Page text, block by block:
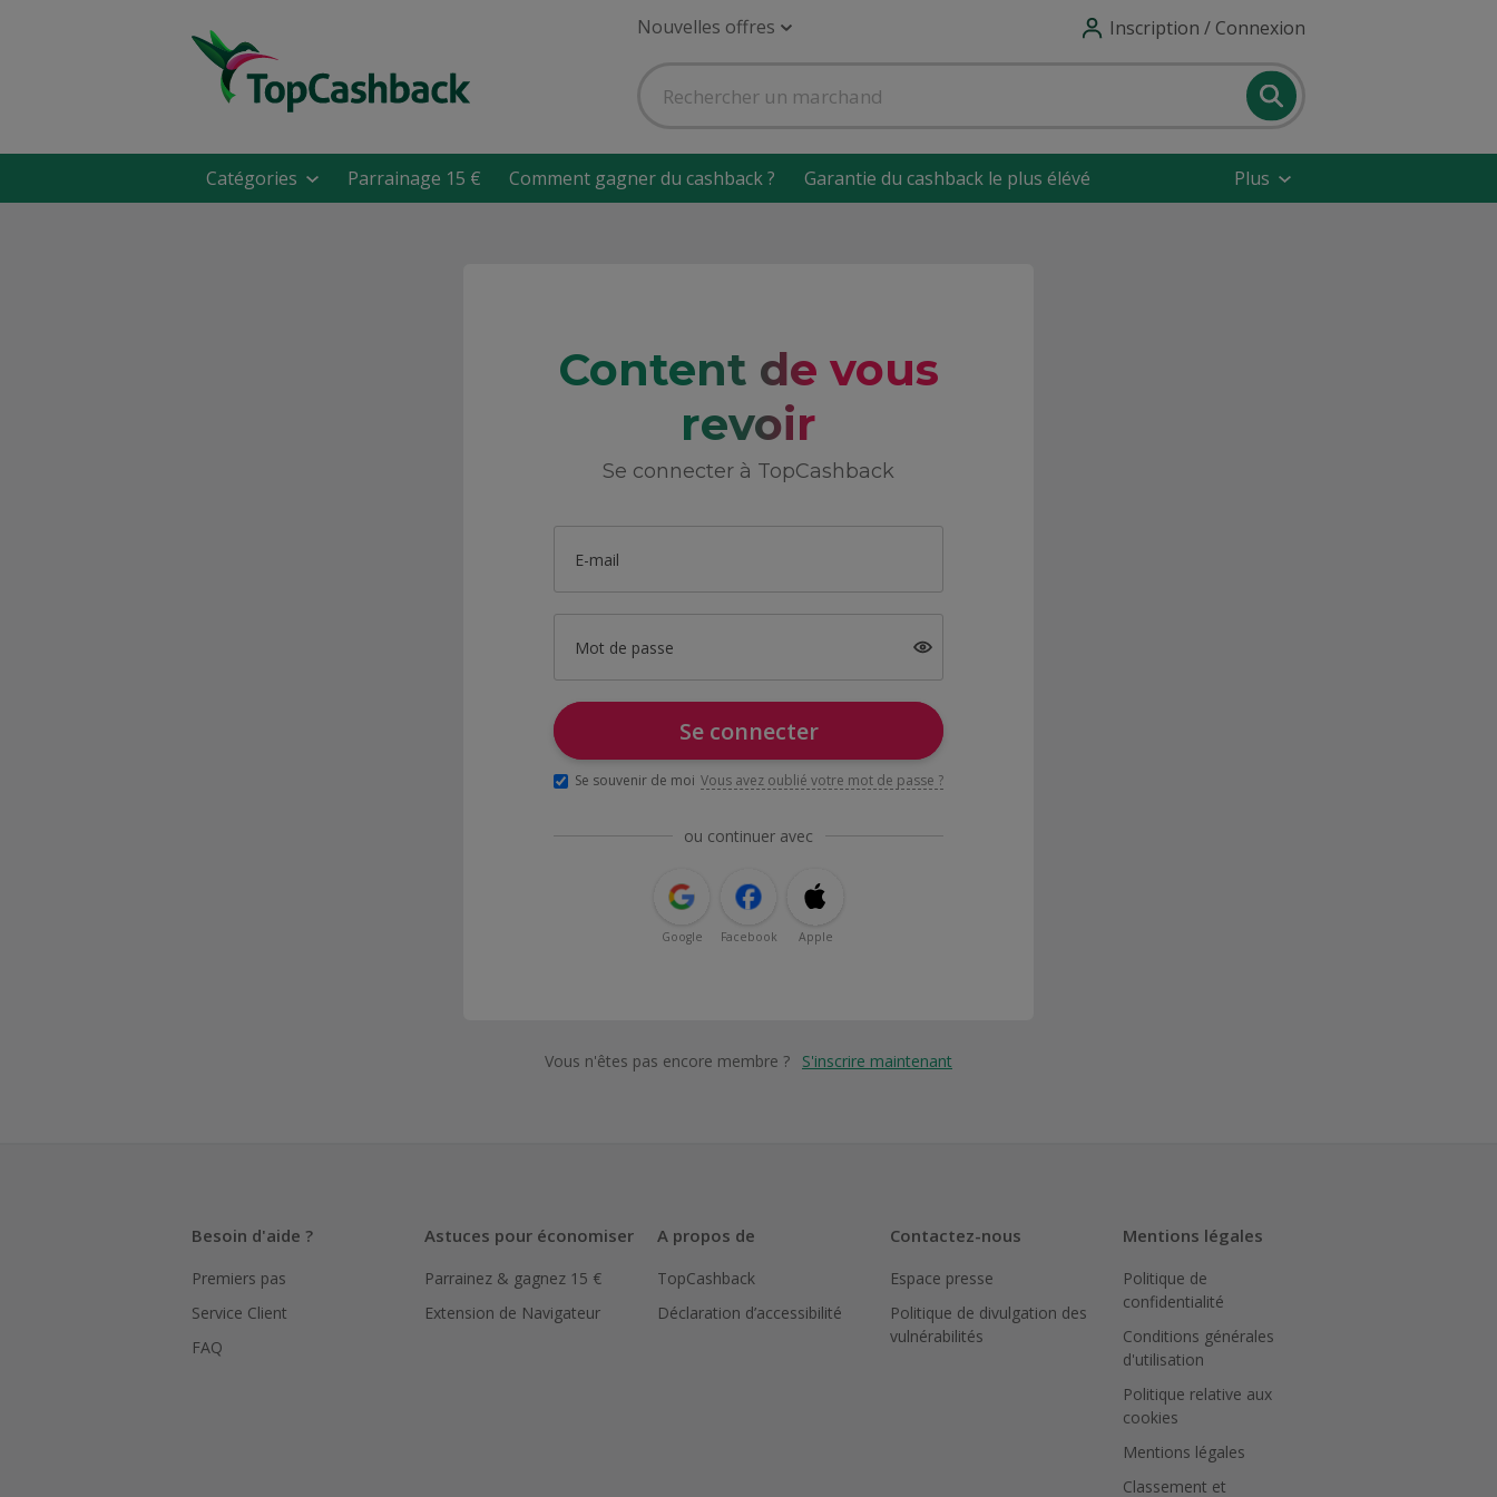
Nouvelles offres Inscription / Connexion
Catégories Parrainage 15 € Comment gagner du cashback ? Garantie du cashback le plus élévé Plus
Content de vous
revoir
Se connecter à TopCashback
E-mail
Mot de passe
Se connecter
Se souvenir de moi Vous avez oublié votre mot de passe ?
ou continuer avec
Google Facebook Apple
Vous n'êtes pas encore membre ? S'inscrire maintenant
Besoin d'aide ?
Premiers pas
Service Client
FAQ
Astuces pour économiser
Parrainez & gagnez 15 €
Extension de Navigateur
A propos de
TopCashback
Déclaration d’accessibilité
Contactez-nous
Espace presse
Politique de divulgation des
vulnérabilités
Mentions légales
Politique de
confidentialité
Conditions générales
d'utilisation
Politique relative aux
cookies
Mentions légales
Classement et